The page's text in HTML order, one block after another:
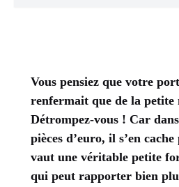
Vous pensiez que votre
renfermait que de la petite
Détrompez-vous ! Car
pièces d’euro, il s’en
vaut une véritable petite
qui peut rapporter bien